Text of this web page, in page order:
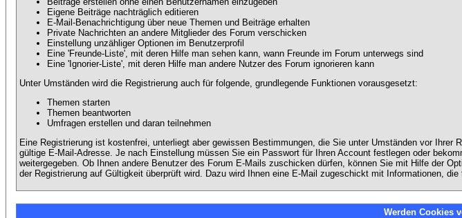
Eigene Beiträge nachträglich editieren
E-Mail-Benachrichtigung über neue Themen und Beiträge erhalten
Private Nachrichten an andere Mitglieder des Forum verschicken
Einstellung unzähliger Optionen im Benutzerprofil
Eine 'Freunde-Liste', mit deren Hilfe man sehen kann, wann Freunde im Forum unterwegs sind
Eine 'Ignorier-Liste', mit deren Hilfe man andere Nutzer des Forum ignorieren kann
Unter Umständen wird die Registrierung auch für folgende, grundlegende Funktionen vorausgesetzt:
Themen starten
Themen beantworten
Umfragen erstellen und daran teilnehmen
Eine Registrierung ist kostenfrei, unterliegt aber gewissen Bestimmungen, die Sie unter Umständen vor
gültige E-Mail-Adresse. Je nach Einstellung müssen Sie ein Passwort für Ihren Account festlegen oder
weitergegeben. Ob Ihnen andere Benutzer des Forum E-Mails zuschicken dürfen, können Sie mit Hilfe der
der Registrierung auf Gültigkeit überprüft wird. Dazu wird Ihnen eine E-Mail zugeschickt mit Informationen,
Werden Cookies